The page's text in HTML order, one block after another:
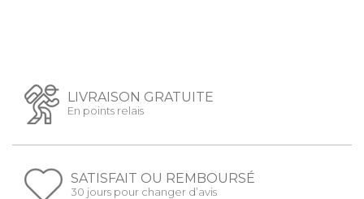
LIVRAISON GRATUITE
En points relais
SATISFAIT OU REMBOURSÉ
30 jours pour changer d’avis